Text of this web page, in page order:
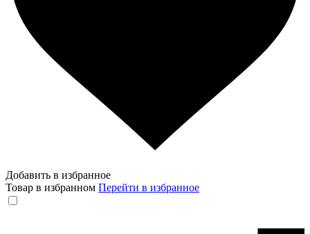
Добавить в избранное
Товар в избранном Перейти в избранное